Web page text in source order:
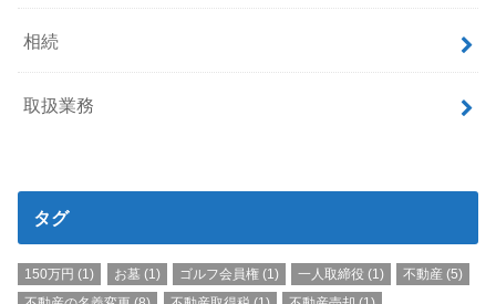
相続
取扱業務
タグ
150万円 (1) お墓 (1) ゴルフ会員権(1) 一人取締役 (1) 不動産 (5)